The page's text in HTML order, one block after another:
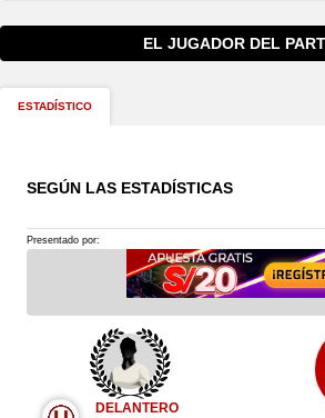
EL JUGADOR DEL
ESTADÍSTICO
SEGÚN LAS ESTADÍSTICAS
Presentado por:
DELANTERO